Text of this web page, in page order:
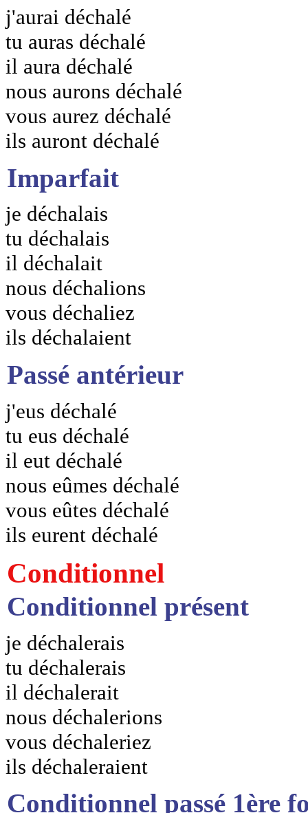
j'aurai déchalé
tu auras déchalé
il aura déchalé
nous aurons déchalé
vous aurez déchalé
ils auront déchalé
Imparfait
je déchalais
tu déchalais
il déchalait
nous déchalions
vous déchaliez
ils déchalaient
Passé antérieur
j'eus déchalé
tu eus déchalé
il eut déchalé
nous eûmes déchalé
vous eûtes déchalé
ils eurent déchalé
Conditionnel
Conditionnel présent
je déchalerais
tu déchalerais
il déchalerait
nous déchalerions
vous déchaleriez
ils déchaleraient
Conditionnel passé 1ère